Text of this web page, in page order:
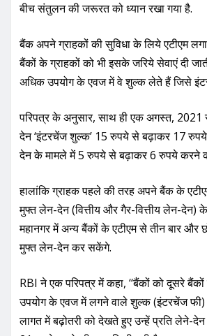
बीच संतुलन की जरूरत को ध्यान रखा गया है.
बैंक अपने ग्राहकों की सुविधा के लिये एटीएम
बैंकों के ग्राहकों को भी इसके जरिये सेवाएं दी
अधिक उपयोग के एवज में वे शुल्क लेते हैं जिसे
परिपत्र के अनुसार, साथ ही एक अगस्त, 2021
देन ‘इंटरचेंज शुल्क’ 15 रुपये से बढ़ाकर 17 रुपये
देन के मामले में 5 रुपये से बढ़ाकर 6 रुपये करने
हालांकि ग्राहक पहले की तरह अपने बैंक के
मुफ्त लेन-देन (वित्तीय और गैर-वित्तीय लेन-देन)
महानगर में अन्य बैंकों के एटीएम से तीन बार और
मुफ्त लेन-देन कर सकेंगे.
RBI ने एक परिपत्र में कहा, ‘‘बैंकों को दूसरे
उपयोग के एवज में लगने वाले शुल्क (इंटरचेंज फी)
लागत में बढ़ोतरी को देखते हुए उन्हें प्रति लेने-